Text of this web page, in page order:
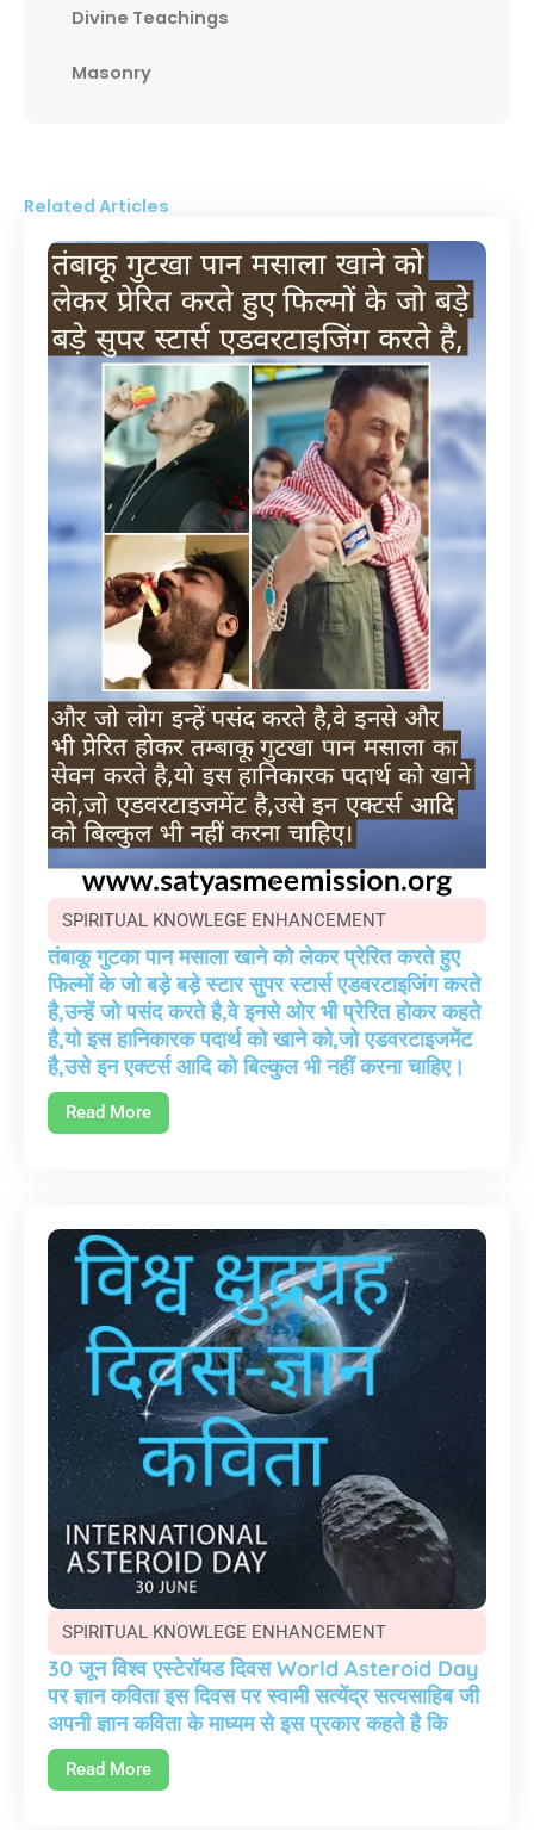
Divine Teachings
Masonry
Related Articles
SPIRITUAL KNOWLEGE ENHANCEMENT
तंबाकू गुटका पान मसाला खाने को लेकर प्रेरित करते हुए
फिल्मों के जो बड़े बड़े स्टार सुपर स्टार्स एडवरटाइजिंग करते
है,उन्हें जो पसंद करते है,वे इनसे ओर भी प्रेरित होकर कहते
है,यो इस हानिकारक पदार्थ को खाने को,जो एडवरटाइजमेंट
है,उसे इन एक्टर्स आदि को बिल्कुल भी नहीं करना चाहिए।
Read More
SPIRITUAL KNOWLEGE ENHANCEMENT
30 जून विश्व एस्टेरॉयड दिवस World Asteroid Day
पर ज्ञान कविता इस दिवस पर स्वामी सत्येंद्र सत्यसाहिब जी
अपनी ज्ञान कविता के माध्यम से इस प्रकार कहते है कि
Read More